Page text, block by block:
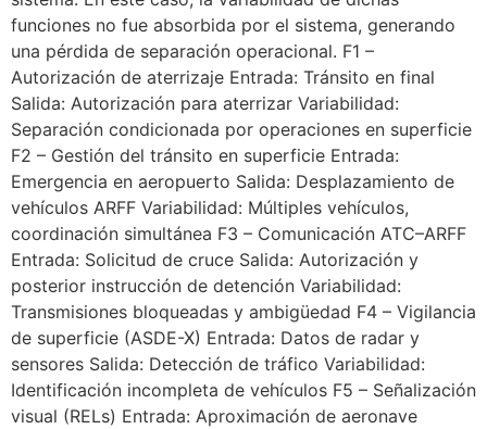
funciones no fue absorbida por el sistema, generando
una pérdida de separación operacional. F1 –
Autorización de aterrizaje Entrada: Tránsito en final
Salida: Autorización para aterrizar Variabilidad:
Separación condicionada por operaciones en superficie
F2 – Gestión del tránsito en superficie Entrada:
Emergencia en aeropuerto Salida: Desplazamiento de
vehículos ARFF Variabilidad: Múltiples vehículos,
coordinación simultánea F3 – Comunicación ATC–ARFF
Entrada: Solicitud de cruce Salida: Autorización y
posterior instrucción de detención Variabilidad:
Transmisiones bloqueadas y ambigüedad F4 – Vigilancia
de superficie (ASDE-X) Entrada: Datos de radar y
sensores Salida: Detección de tráfico Variabilidad:
Identificación incompleta de vehículos F5 – Señalización
visual (RELs) Entrada: Aproximación de aeronave